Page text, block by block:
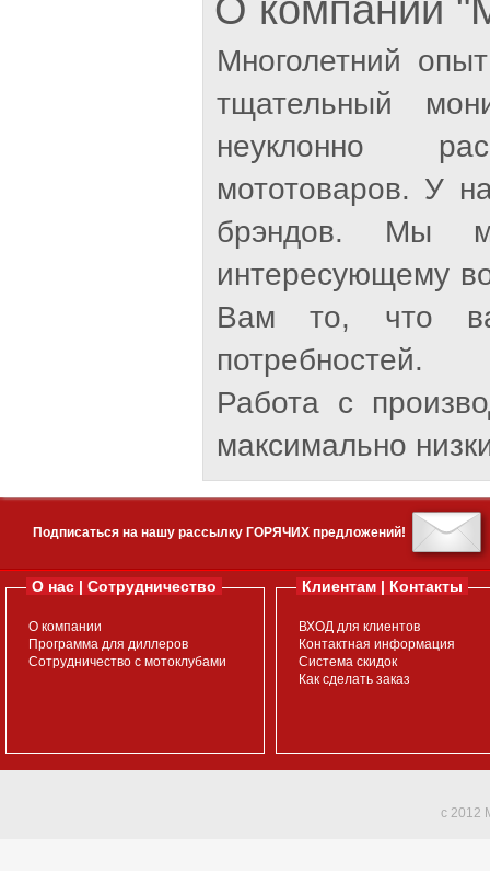
О компании
Многолетний
тщательный
неуклонно
мототоваров. У
брэндов. Мы
интересующему
Вам то, что
потребностей.
Работа с
максимально
Подписаться на нашу рассылку ГОРЯЧИХ предложений!
О нас | Сотрудничество
О компании
Программа для диллеров
Сотрудничество с мотоклубами
Клиентам | Контакты
ВХОД для клиентов
Контактная информация
Система скидок
Как сделать заказ
c 2012